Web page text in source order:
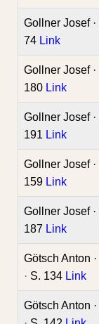
Gollner Josef ·
74 Link
Gollner Josef ·
180 Link
Gollner Josef ·
191 Link
Gollner Josef ·
159 Link
Gollner Josef ·
187 Link
Götsch Anton ·
· S. 134 Link
Götsch Anton ·